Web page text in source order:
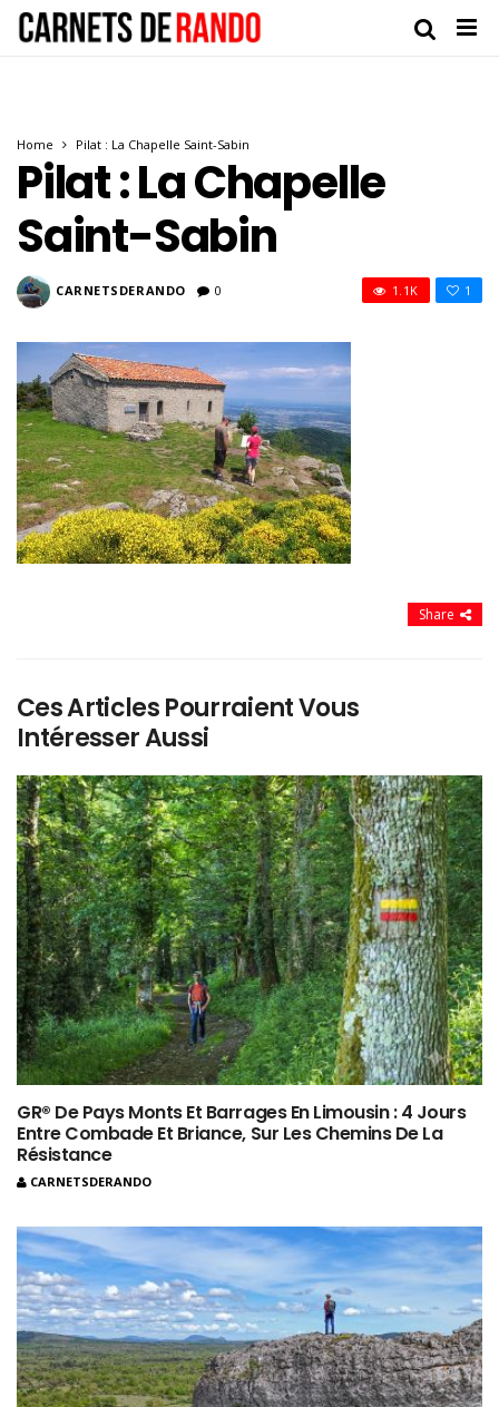
Home Pilat : La Chapelle Saint-Sabin
Pilat : La Chapelle
Saint-Sabin
CARNETSDERANDO 0 1
1.1K
Share
Ces Articles Pourraient Vous
Intéresser Aussi
GR® De Pays Monts Et Barrages En Limousin : 4 Jours
Entre Combade Et Briance, Sur Les Chemins De La
Résistance
CARNETSDERANDO